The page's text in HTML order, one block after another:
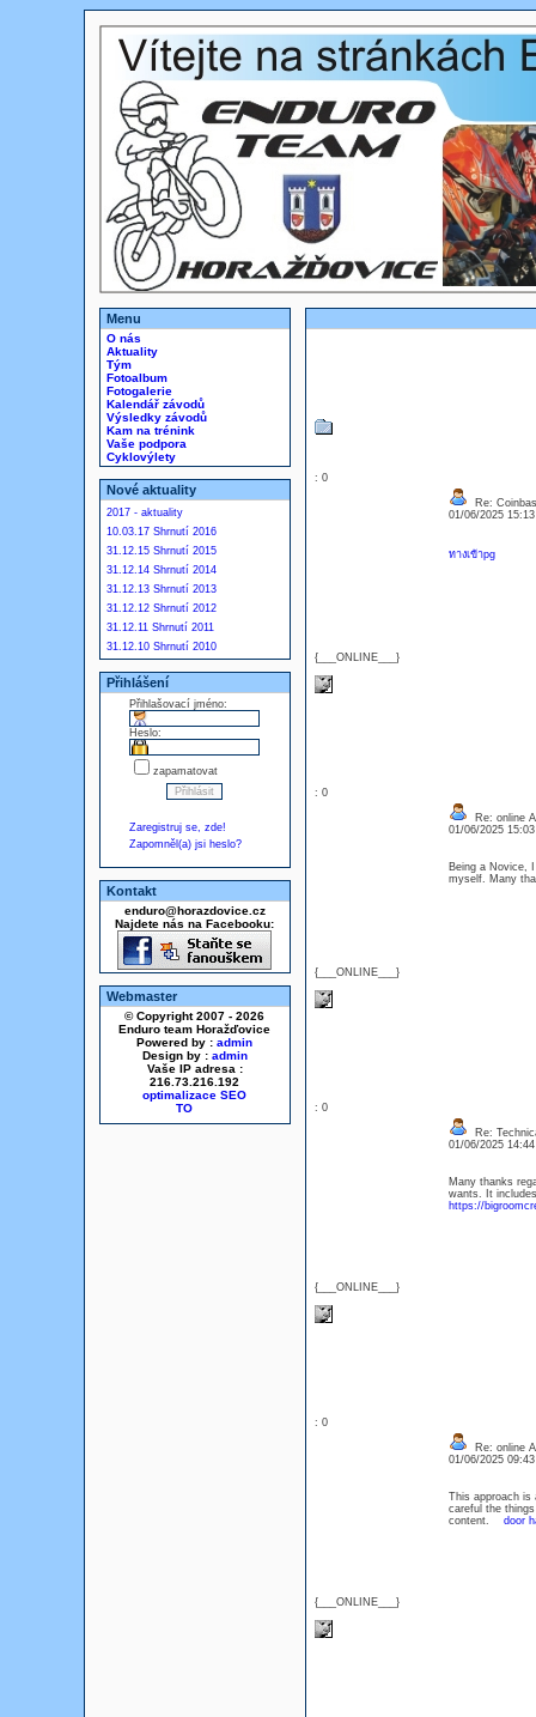
Menu
O nás
Aktuality
Tým
Fotoalbum
Fotogalerie
Kalendář závodů
Výsledky závodů
Kam na trénink
Vaše podpora
Cyklovýlety
Nové aktuality
2017 - aktuality
10.03.17 Shrnutí 2016
31.12.15 Shrnutí 2015
31.12.14 Shrnutí 2014
31.12.13 Shrnutí 2013
31.12.12 Shrnutí 2012
31.12.11 Shrnutí 2011
31.12.10 Shrnutí 2010
Přihlášení
Přihlašovací jméno:
Heslo:
zapamatovat
Zaregistruj se, zde!
Zapomněl(a) jsi heslo?
Kontakt
enduro@horazdovice.cz
Najdete nás na Facebooku:
Webmaster
© Copyright 2007 - 2026
Enduro team Horažďovice
Powered by : admin
Design by : admin
Vaše IP adresa :
216.73.216.192
optimalizace SEO
: 0
{___ONLINE___}
Re:
01/06/2025
ทางเข้าpg
: 0
{___ONLINE___}
Re: online
01/06/2025
Being a Novice,
myself. Many
: 0
{___ONLINE___}
Re:
01/06/2025
Many thanks
wants. It
https://
: 0
{___ONLINE___}
Re: online
01/06/2025
This approach is
careful the
content. door